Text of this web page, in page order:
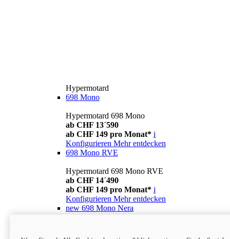
Hypermotard
698 Mono
Hypermotard 698 Mono
ab CHF 13´590
ab CHF 149 pro Monat* i
Konfigurieren Mehr entdecken
698 Mono RVE
Hypermotard 698 Mono RVE
ab CHF 14´490
ab CHF 149 pro Monat* i
Konfigurieren Mehr entdecken
new 698 Mono Nera
ab CHF 13´990